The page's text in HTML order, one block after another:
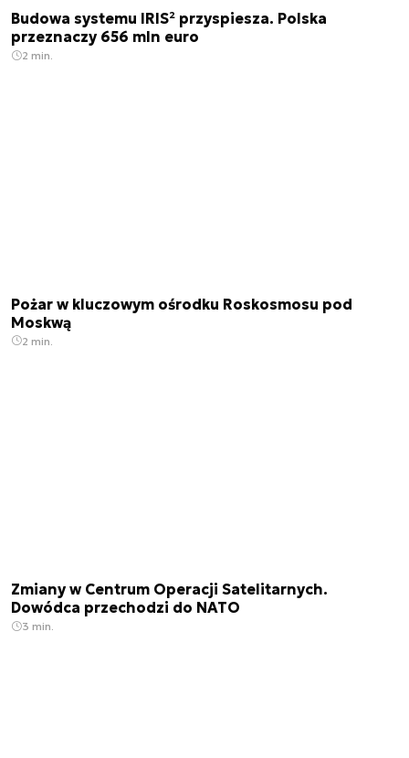
Budowa systemu IRIS² przyspiesza. Polska
przeznaczy 656 mln euro
2 min.
Pożar w kluczowym ośrodku Roskosmosu pod
Moskwą
2 min.
Zmiany w Centrum Operacji Satelitarnych.
Dowódca przechodzi do NATO
3 min.